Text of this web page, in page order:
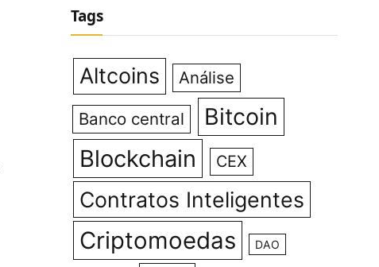
Tags
Altcoins Análise
Banco central
Bitcoin
Blockchain
CEX
Contratos Inteligentes
Criptomoedas DAO